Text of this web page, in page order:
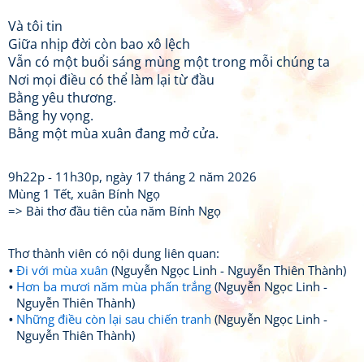
Và tôi tin
Giữa nhịp đời còn bao xô lệch
Vẫn có một buổi sáng mùng một trong mỗi chúng ta
Nơi mọi điều có thể làm lại từ đầu
Bằng yêu thương.
Bằng hy vọng.
Bằng một mùa xuân đang mở cửa.
9h22p - 11h30p, ngày 17 tháng 2 năm 2026
Mùng 1 Tết, xuân Bính Ngọ
=> Bài thơ đầu tiên của năm Bính Ngọ
Thơ thành viên có nội dung liên quan:
Đi với mùa xuân (Nguyễn Ngọc Linh - Nguyễn Thiên Thành)
Hơn ba mươi năm mùa phấn trắng (Nguyễn Ngọc Linh -
Nguyễn Thiên Thành)
Những điều còn lại sau chiến tranh (Nguyễn Ngọc Linh -
Nguyễn Thiên Thành)